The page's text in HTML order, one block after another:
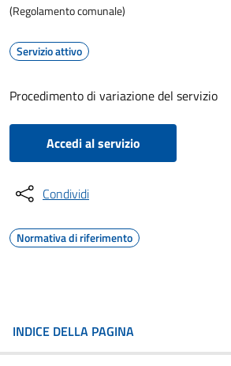
(Regolamento comunale)
Servizio attivo
Procedimento di variazione del servizio
Accedi al servizio
Condividi
Normativa di riferimento
INDICE DELLA PAGINA